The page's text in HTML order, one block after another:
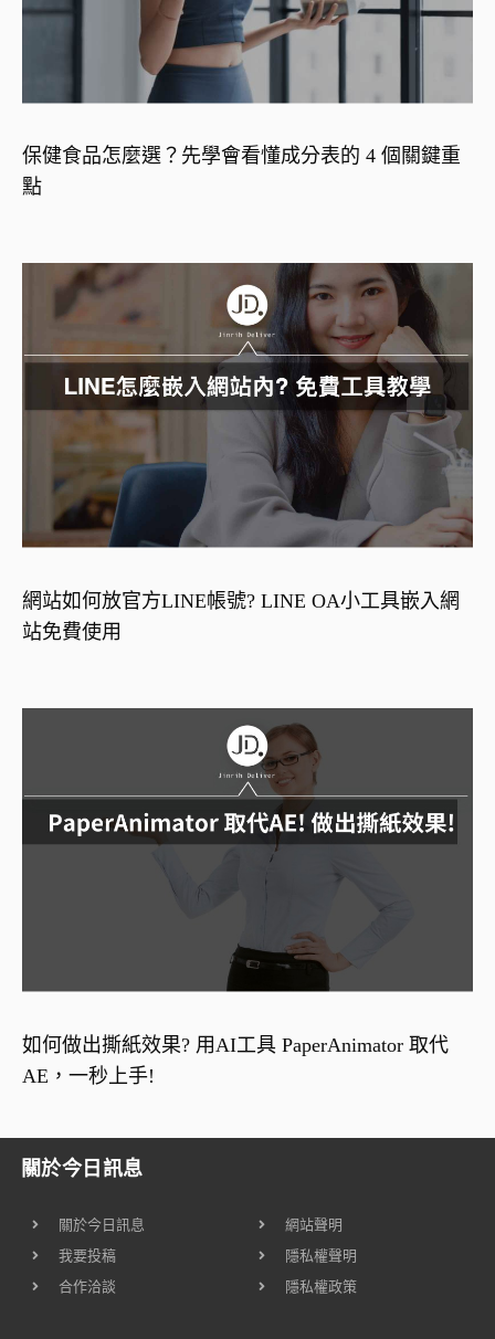
保健食品怎麼選？先學會看懂成分表的 4 個關鍵重
點
網站如何放官方LINE帳號? LINE OA小工具嵌入網
站免費使用
如何做出撕紙效果? 用AI工具 PaperAnimator 取代
AE，一秒上手!
關於今日訊息
關於今日訊息
我要投稿
合作洽談
網站聲明
隱私權聲明
隱私權政策